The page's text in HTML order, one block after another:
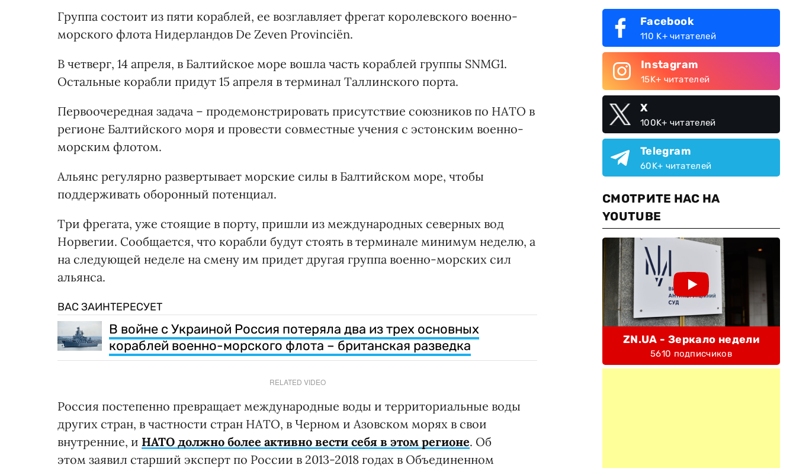
Группа состоит из пяти кораблей, ее возглавляет фрегат королевского военно-
морского флота Нидерландов De Zeven Provinciën.
В четверг, 14 апреля, в Балтийское море вошла часть кораблей группы SNMG1.
Остальные корабли придут 15 апреля в терминал Таллинского порта.
Первоочередная задача – продемонстрировать присутствие союзников по НАТО в
регионе Балтийского моря и провести совместные учения с эстонским военно-
морским флотом.
Альянс регулярно развертывает морские силы в Балтийском море, чтобы
поддерживать оборонный потенциал.
Три фрегата, уже стоящие в порту, пришли из международных северных вод
Норвегии. Сообщается, что корабли будут стоять в терминале минимум неделю, а
на следующей неделе на смену им придет другая группа военно-морских сил
альянса.
ВАС ЗАИНТЕРЕСУЕТ
В войне с Украиной Россия потеряла два из трех основных
кораблей военно-морского флота – британская разведка
RELATED VIDEO
Россия постепенно превращает международные воды и территориальные воды
других стран, в частности стран НАТО, в Черном и Азовском морях в свои
внутренние, и НАТО должно более активно вести себя в этом регионе. Об
этом заявил старший эксперт по России в 2013-2018 годах в Объединенном
Facebook
110 K+ читателей
Instagram
15K+ читателей
X
100K+ читателей
Telegram
60K+ читателей
СМОТРИТЕ НАС НА
YOUTUBE
ZN.UA - Зеркало недели
5610 подписчиков